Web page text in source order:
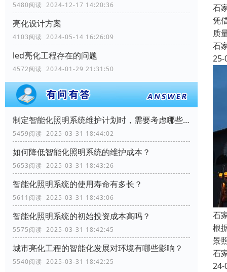
5480阅读 2024-12-17 14:20:36
亮化设计方案
4103阅读 2024-05-14 16:26:09
led亮化工程存在的问题
4572阅读 2024-01-29 21:31:50
制定智能化照明系统维护计划时，需要考虑哪些因素？
5459阅读 2025-03-31 18:44:02
如何降低智能化照明系统的维护成本？
5653阅读 2025-03-31 18:43:26
智能化照明系统的使用寿命有多长？
5611阅读 2025-03-31 18:43:06
智能化照明系统的初始投资成本高吗？
5575阅读 2025-03-31 18:42:45
城市亮化工程的智能化发展对环境有哪些影响？
5540阅读 2025-03-31 18:42:25
石
凭
质
石
25-
石
根
景
石
24-